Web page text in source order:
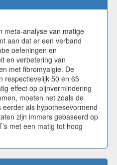
meta-analyse van matige
aan dat er een verband
oefeningen en
en verbetering van
met fibromyalgie. De
respectievelijk 50 en 65
effect op pijnvermindering
moeten net zoals de
als hypothesevormend
zijn immers gebaseerd op
met een matig tot hoog